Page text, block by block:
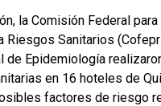
la Comisión Federal para
Riesgos Sanitarios
de Epidemiología
en 16 hoteles de
factores de riesgo